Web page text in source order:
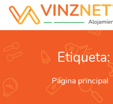
Etiqueta:
Página principal